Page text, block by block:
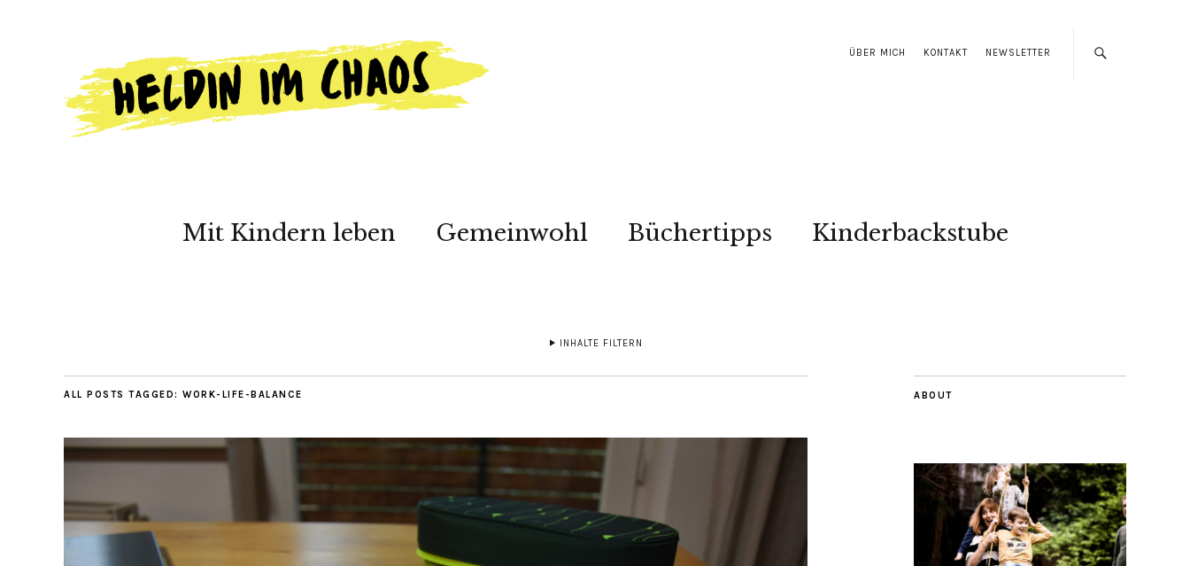
ÜBER MICH KONTAKT NEWSLETTER
Mit Kindern leben Gemeinwohl Büchertipps Kinderbackstube
INHALTE FILTERN
ALL POSTS TAGGED: WORK-LIFE-BALANCE ABOUT